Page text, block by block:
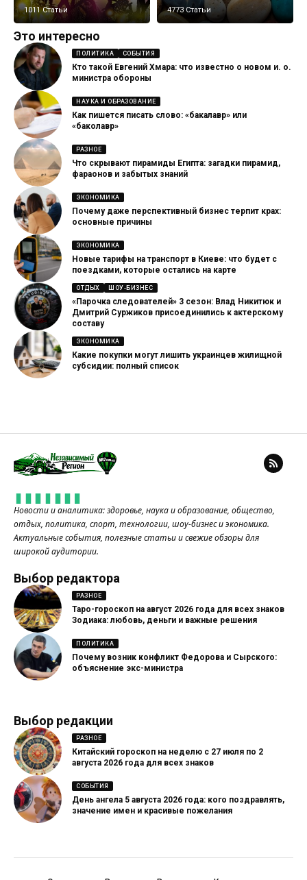
1011 Статьи 4773 Статьи
Это интересно
ПОЛИТИКА СОБЫТИЯ
Кто такой Евгений Хмара: что известно о новом и. о.
министра обороны
НАУКА И ОБРАЗОВАНИЕ
Как пишется писать слово: «бакалавр» или
«баколавр»
РАЗНОЕ
Что скрывают пирамиды Египта: загадки пирамид,
фараонов и забытых знаний
ЭКОНОМИКА
Почему даже перспективный бизнес терпит крах:
основные причины
ЭКОНОМИКА
Новые тарифы на транспорт в Киеве: что будет с
поездками, которые остались на карте
ОТДЫХ ШОУ-БИЗНЕС
«Парочка следователей» 3 сезон: Влад Никитюк и
Дмитрий Суржиков присоединились к актерскому
составу
ЭКОНОМИКА
Какие покупки могут лишить украинцев жилищной
субсидии: полный список
Новости и аналитика: здоровье, наука и образование, общество,
отдых, политика, спорт, технологии, шоу-бизнес и экономика.
Актуальные события, полезные статьи и свежие обзоры для
широкой аудитории.
Выбор редактора
РАЗНОЕ
Таро-гороскоп на август 2026 года для всех знаков
Зодиака: любовь, деньги и важные решения
ПОЛИТИКА
Почему возник конфликт Федорова и Сырского:
объяснение экс-министра
Выбор редакции
РАЗНОЕ
Китайский гороскоп на неделю с 27 июля по 2
августа 2026 года для всех знаков
СОБЫТИЯ
День ангела 5 августа 2026 года: кого поздравлять,
значение имен и красивые пожелания